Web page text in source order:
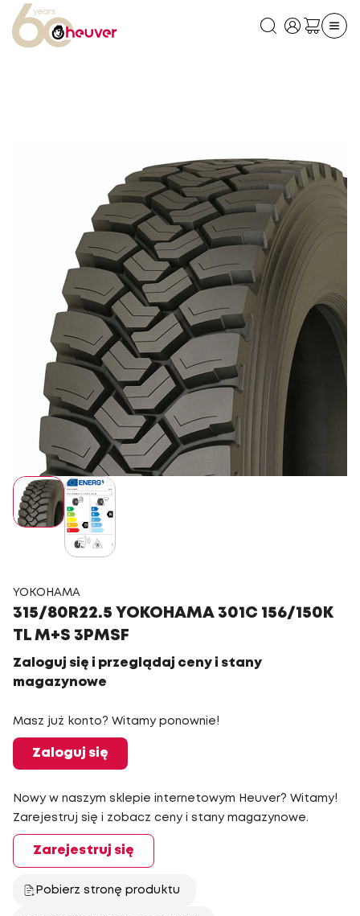
YOKOHAMA
315/80R22.5 YOKOHAMA 301C 156/150K
TL M+S 3PMSF
Zaloguj się i przeglądaj ceny i stany
magazynowe
Masz już konto? Witamy ponownie!
Zaloguj się
Nowy w naszym sklepie internetowym Heuver? Witamy!
Zarejestruj się i zobacz ceny i stany magazynowe.
Zarejestruj się
Pobierz stronę produktu